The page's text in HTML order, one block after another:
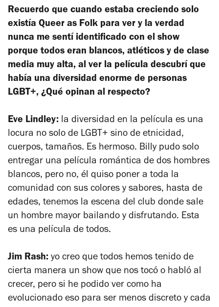
Recuerdo que cuando estaba creciendo solo
existía Queer as Folk para ver y la verdad
nunca me sentí identificado con el show
porque todos eran blancos, atléticos y de clase
media muy alta, al ver la película descubrí que
había una diversidad enorme de personas
LGBT+, ¿Qué opinan al respecto?
Eve Lindley: la diversidad en la película es una
locura no solo de LGBT+ sino de etnicidad,
cuerpos, tamaños. Es hermoso. Billy pudo solo
entregar una película romántica de dos hombres
blancos, pero no, él quiso poner a toda la
comunidad con sus colores y sabores, hasta de
edades, tenemos la escena del club donde sale
un hombre mayor bailando y disfrutando. Esta
es una película de todos.
Jim Rash: yo creo que todos hemos tenido de
cierta manera un show que nos tocó o habló al
crecer, pero si he podido ver como ha
evolucionado eso para ser menos discreto y cada